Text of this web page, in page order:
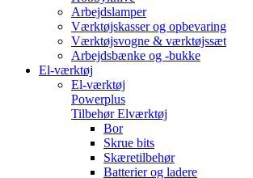
Arbejdslamper
Værktøjskasser og opbevaring
Værktøjsvogne & værktøjssæt
Arbejdsbænke og -bukke
El-værktøj
El-værktøj
Powerplus
Tilbehør Elværktøj
Bor
Skrue bits
Skæretilbehør
Batterier og ladere